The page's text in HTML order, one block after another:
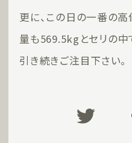
更に、この日の一番の
量も569.5kgとセリの中
引き続きご注目下さい。